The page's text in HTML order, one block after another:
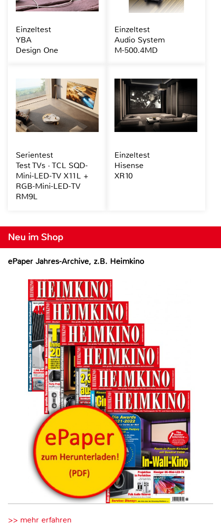
Neu im Shop
ePaper Jahres-Archive, z.B. Heimkino
>> mehr erfahren
Einzeltest
YBA
Design One
Einzeltest
Audio System
M-500.4MD
Serientest
Test TVs · TCL SQD-
Mini-LED-TV X11L +
RGB-Mini-LED-TV
RM9L
Einzeltest
Hisense
XR10